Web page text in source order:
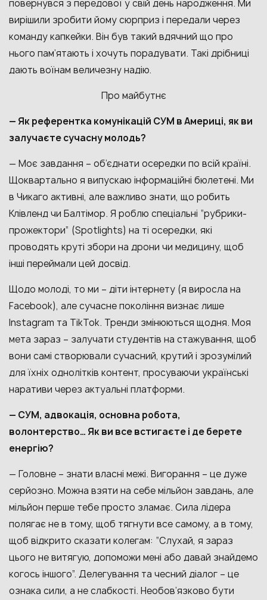
повернувся з передової у свій день народження. Ми
вирішили зробити йому сюрприз і передали через
команду капкейки. Він був такий вдячний що про
нього пам’ятають і хочуть порадувати. Такі дрібниці
дають воїнам величезну надію.
Про майбутнє
— Як референтка комунікацій СУМ в Америці, як ви
залучаєте сучасну молодь?
— Моє завдання – об’єднати осередки по всій країні.
Щоквартально я випускаю інформаційні бюлетені. Ми
в Чикаго активні, але важливо знати, що робить
Клівленд чи Балтімор. Я роблю спеціальні “рубрики-
прожектори” (Spotlights) на ті осередки, які
проводять круті збори на дрони чи медицину, щоб
інші переймали цей досвід.
Щодо молоді, то ми – діти інтернету (я виросла на
Facebook), але сучасне покоління визнає лише
Instagram та TikTok. Тренди змінюються щодня. Моя
мета зараз – залучати студентів на стажування, щоб
вони самі створювали сучасний, крутий і зрозумілий
для їхніх однолітків контент, просуваючи українські
наративи через актуальні платформи.
— СУМ, адвокація, основна робота,
волонтерство… Як ви все встигаєте і де берете
енергію?
— Головне – знати власні межі. Вигорання – це дуже
серйозно. Можна взяти на себе мільйон завдань, але
мільйон перше тебе просто зламає. Сила лідера
полягає не в тому, щоб тягнути все самому, а в тому,
щоб відкрито сказати колегам: “Слухай, я зараз
цього не витягую, допоможи мені або давай знайдемо
когось іншого”. Делегування та чесний діалог – це
ознака сили, а не слабкості. Необов’язково бути